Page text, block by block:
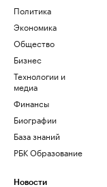
Политика
Экономика
Общество
Бизнес
Технологии и
медиа
Финансы
Биографии
База знаний
РБК Образование
Новости